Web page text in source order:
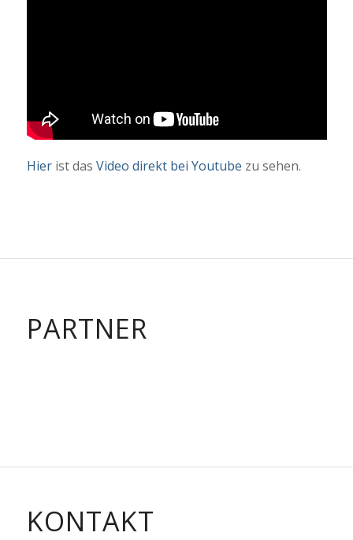
Hierist das Video direkt bei Youtube zu sehen.
PARTNER
KONTAKT